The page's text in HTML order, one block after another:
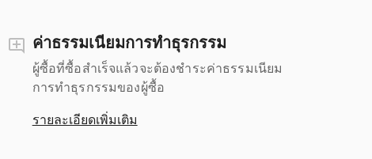
ค่าธรรมเนียมการทำธุรกรรม
ผู้ซื้อที่ซื้อสำเร็จแล้วจะต้องชำระค่าธรรมเนียม
การทำธุรกรรมของผู้ซื้อ
รายละเอียดเพิ่มเติม